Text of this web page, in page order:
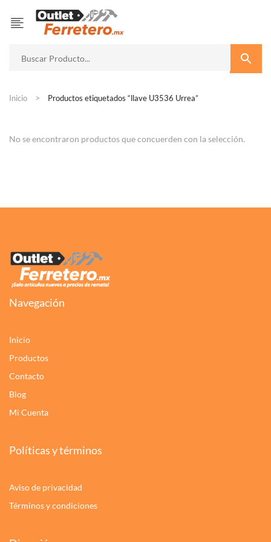
Inicio Productos etiquetados “llave U3536 Urrea”
No se encontraron productos que concuerden con la selección.
Navegación
Inicio
Productos
Contacto
Blog
Mi Cuenta
Políticas y términos
Aviso de privacidad
Términos y condiciones